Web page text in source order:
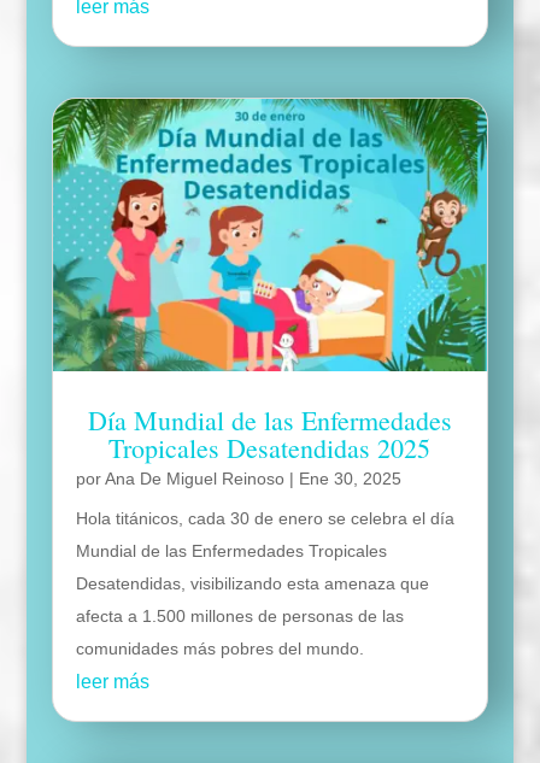
leer más
Día Mundial de las Enfermedades
Tropicales Desatendidas 2025
porAna De Miguel Reinoso| Ene 30, 2025
Hola titánicos, cada 30 de enero se celebra el día
Mundial de las Enfermedades Tropicales
Desatendidas, visibilizando esta amenaza que
afecta a 1.500 millones de personas de las
comunidades más pobres del mundo.
leer más